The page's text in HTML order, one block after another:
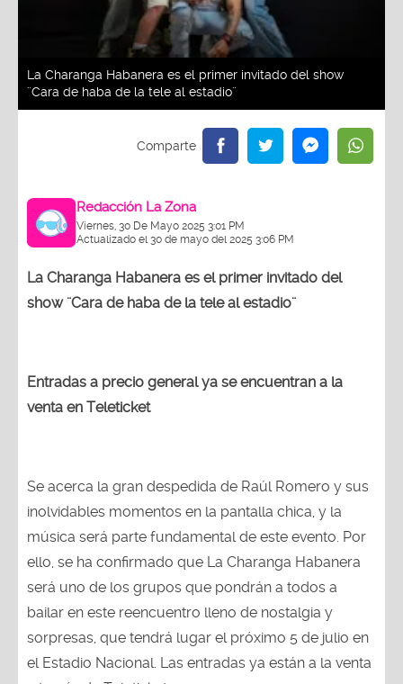
La Charanga Habanera es el primer invitado del show
¨Cara de haba de la tele al estadio¨
Redacción La Zona
Viernes, 30 De Mayo 2025 3:01 PM
Actualizado el 30 de mayo del 2025 3:06 PM
La Charanga Habanera es el primer invitado del
show ¨Cara de haba de la tele al estadio¨
Entradas a precio general ya se encuentran a la
venta en Teleticket
Se acerca la gran despedida de Raúl Romero y sus
inolvidables momentos en la pantalla chica, y la
música será parte fundamental de este evento. Por
ello, se ha confirmado que La Charanga Habanera
será uno de los grupos que pondrán a todos a
bailar en este reencuentro lleno de nostalgia y
sorpresas, que tendrá lugar el próximo 5 de julio en
el Estadio Nacional. Las entradas ya están a la venta